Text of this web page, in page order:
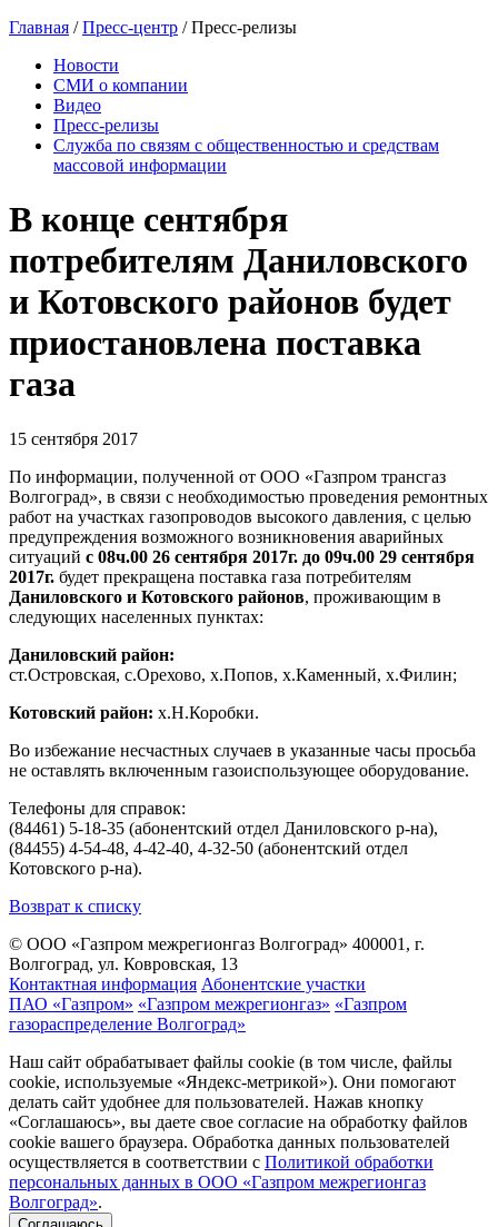
Главная /Пресс-центр / Пресс-релизы
Новости
СМИ о компании
Видео
Пресс-релизы
Служба по связям с общественностью и средствам
массовой информации
В конце сентября
потребителям Даниловского
и Котовского районов будет
приостановлена поставка
газа
15 сентября 2017
По информации, полученной от ООО «Газпром трансгаз
Волгоград», в связи с необходимостью проведения ремонтных
работ на участках газопроводов высокого давления, с целью
предупреждения возможного возникновения аварийных
ситуаций с 08ч.00 26 сентября 2017г. до 09ч.00 29 сентября
2017г. будет прекращена поставка газа потребителям
Даниловского и Котовского районов, проживающим в
следующих населенных пунктах:
Даниловский район:
ст.Островская, с.Орехово, х.Попов, х.Каменный, х.Филин;
Котовский район: х.Н.Коробки.
Во избежание несчастных случаев в указанные часы просьба
не оставлять включенным газоиспользующее оборудование.
Телефоны для справок:
(84461) 5-18-35 (абонентский отдел Даниловского р-на),
(84455) 4-54-48, 4-42-40, 4-32-50 (абонентский отдел
Котовского р-на).
Возврат к списку
© ООО «Газпром межрегионгаз Волгоград» 400001, г.
Волгоград, ул. Ковровская, 13
Контактная информация Абонентские участки
ПАО «Газпром» «Газпром межрегионгаз» «Газпром
газораспределение Волгоград»
Наш сайт обрабатывает файлы cookie (в том числе, файлы
cookie, используемые «Яндекс-метрикой»). Они помогают
делать сайт удобнее для пользователей. Нажав кнопку
«Соглашаюсь», вы даете свое согласие на обработку файлов
cookie вашего браузера. Обработка данных пользователей
осуществляется в соответствии с Политикой обработки
персональных данных в ООО «Газпром межрегионгаз
Волгоград».